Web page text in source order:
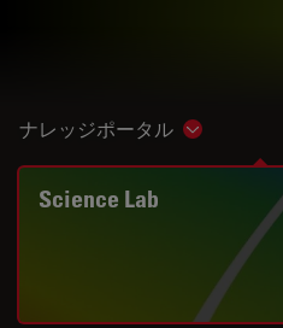
ナレッジポータル Show
Science Lab